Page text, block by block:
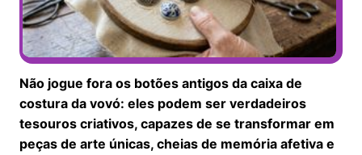
Não jogue fora os botões antigos da caixa de
costura da vovó: eles podem ser verdadeiros
tesouros criativos, capazes de se transformar em
peças de arte únicas, cheias de memória afetiva e